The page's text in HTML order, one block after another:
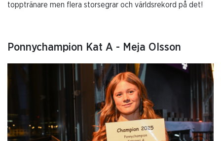
topptränare men flera storsegrar och världsrekord på det!
Ponnychampion Kat A - Meja Olsson